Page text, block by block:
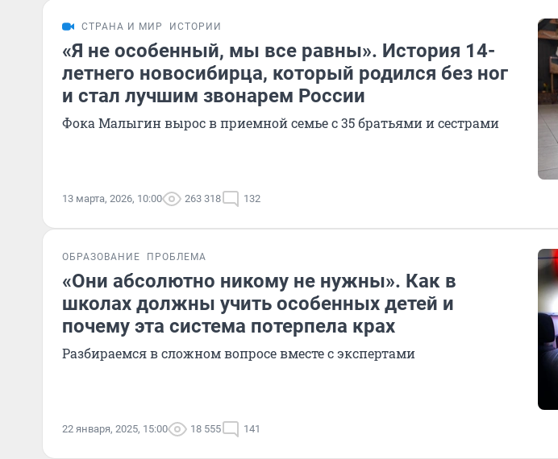
СТРАНА И МИР ИСТОРИИ
«Я не особенный, мы все равны». История 14-
летнего новосибирца, который родился без ног
и стал лучшим звонарем России
Фока Малыгин вырос в приемной семье с 35 братьями и сестрами
13 марта, 2026, 10:00 263 318 132
ОБРАЗОВАНИЕ ПРОБЛЕМА
«Они абсолютно никому не нужны». Как в
школах должны учить особенных детей и
почему эта система потерпела крах
Разбираемся в сложном вопросе вместе с экспертами
22 января, 2025, 15:00 18 555 141